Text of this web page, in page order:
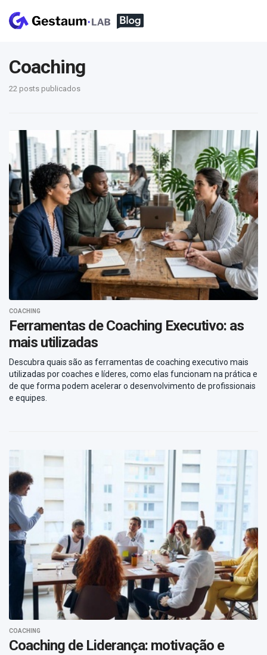
Coaching
22 posts publicados
COACHING
Ferramentas de Coaching Executivo: as
mais utilizadas
Descubra quais são as ferramentas de coaching executivo mais
utilizadas por coaches e líderes, como elas funcionam na prática e
de que forma podem acelerar o desenvolvimento de profissionais
e equipes.
COACHING
Coaching de Liderança: motivação e